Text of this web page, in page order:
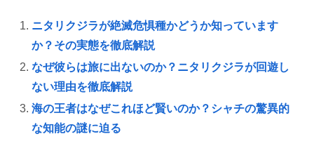
ニタリクジラが絶滅危惧種かどうか知っています
か？その実態を徹底解説
なぜ彼らは旅に出ないのか？ニタリクジラが回遊し
ない理由を徹底解説
海の王者はなぜこれほど賢いのか？シャチの驚異的
な知能の謎に迫る